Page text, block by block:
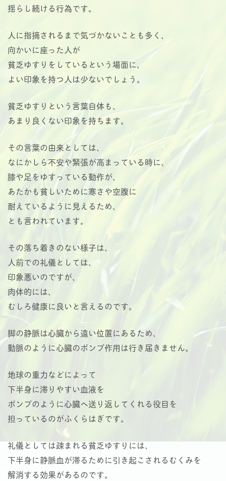
揺らし続ける行為です。
人に指摘されるまで気づかないことも多く、
向かいに座った人が
貧乏ゆすりをしているという場面に、
よい印象を持つ人は少ないでしょう。
貧乏ゆすりという言葉自体も、
あまり良くない印象を持ちます。
その言葉の由来としては、
なにかしら不安や緊張が高まっている時に、
膝や足をゆすっている動作が、
あたかも貧しいために寒さや空腹に
耐えているように見えるため、
とも言われています。
その落ち着きのない様子は、
人前での礼儀としては、
印象悪いのですが、
肉体的には、
むしろ健康に良いと言えるのです。
脚の静脈は心臓から遠い位置にあるため、
動脈のように心臓のポンプ作用は行き届きません。
地球の重力などによって
下半身に滞りやすい血液を
ポンプのように心臓へ送り返してくれる役目を
担っているのがふくらはぎです。
礼儀としては疎まれる貧乏ゆすりには、
下半身に静脈血が滞るために引き起こされるむくみを
解消する効果があるのです。